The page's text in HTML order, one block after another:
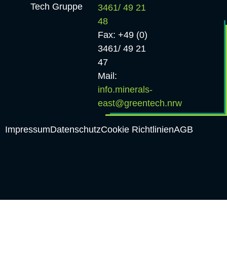
Tech Gruppe
3461/ 49 21
48
Fax: +49 (0)
3461/ 49 21
47
Mail:
info.minerals-
east@greentech.nrw
ImpressumDatenschutzCookie RichtlinienAGB